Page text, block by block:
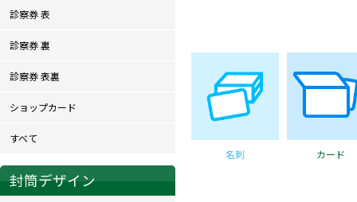
名刺 カード
診察券 表
診察券 裏
診察券 表裏
ショップカード
すべて
封筒デザイン